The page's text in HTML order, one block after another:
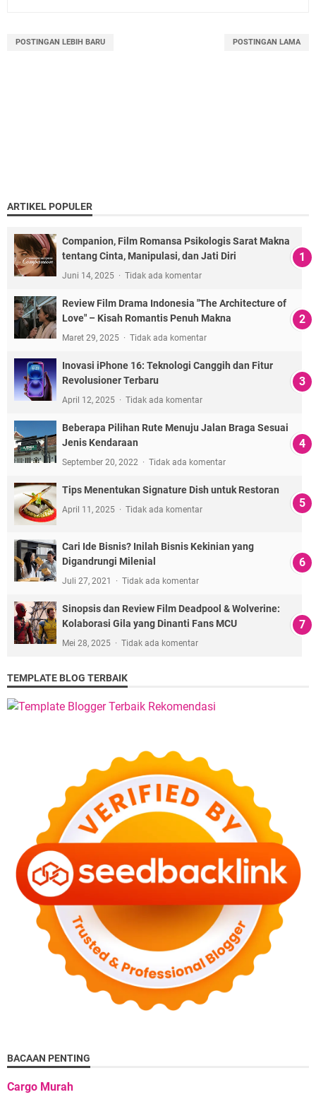
POSTINGAN LEBIH BARU POSTINGAN LAMA
ARTIKEL POPULER
Companion, Film Romansa Psikologis Sarat Makna
tentang Cinta, Manipulasi, dan Jati Diri
Juni 14, 2025 Tidak ada komentar
Review Film Drama Indonesia "The Architecture of
Love" – Kisah Romantis Penuh Makna
Maret 29, 2025 Tidak ada komentar
Inovasi iPhone 16: Teknologi Canggih dan Fitur
Revolusioner Terbaru
April 12, 2025 Tidak ada komentar
Beberapa Pilihan Rute Menuju Jalan Braga Sesuai
Jenis Kendaraan
September 20, 2022 Tidak ada komentar
Tips Menentukan Signature Dish untuk Restoran
April 11, 2025 Tidak ada komentar
Cari Ide Bisnis? Inilah Bisnis Kekinian yang
Digandrungi Milenial
Juli 27, 2021 Tidak ada komentar
Sinopsis dan Review Film Deadpool & Wolverine:
Kolaborasi Gila yang Dinanti Fans MCU
Mei 28, 2025 Tidak ada komentar
TEMPLATE BLOG TERBAIK
BACAAN PENTING
Cargo Murah